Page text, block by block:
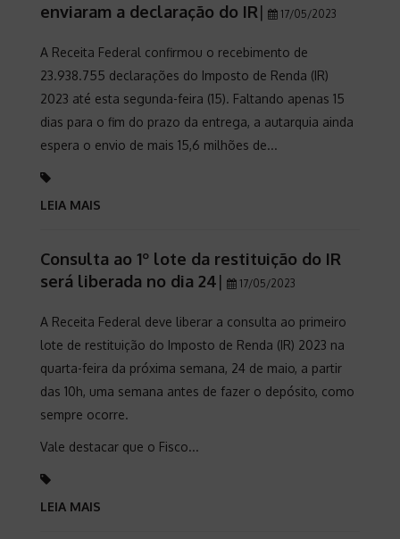
enviaram a declaração do IR| 17/05/2023
A Receita Federal confirmou o recebimento de
23.938.755 declarações do Imposto de Renda (IR)
2023 até esta segunda-feira (15). Faltando apenas 15
dias para o fim do prazo da entrega, a autarquia ainda
espera o envio de mais 15,6 milhões de...
LEIA MAIS
Consulta ao 1º lote da restituição do IR
será liberada no dia 24| 17/05/2023
A Receita Federal deve liberar a consulta ao primeiro
lote de restituição do Imposto de Renda (IR) 2023 na
quarta-feira da próxima semana, 24 de maio, a partir
das 10h, uma semana antes de fazer o depósito, como
sempre ocorre.
Vale destacar que o Fisco...
LEIA MAIS